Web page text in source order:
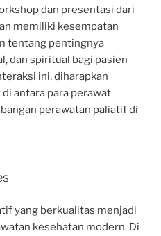
dan presentasi dari
memiliki kesempatan
tentang pentingnya
dan spiritual bagi pasien
ini, diharapkan
antara para perawat
perawatan paliatif di
yang berkualitas menjadi
kesehatan modern. Di